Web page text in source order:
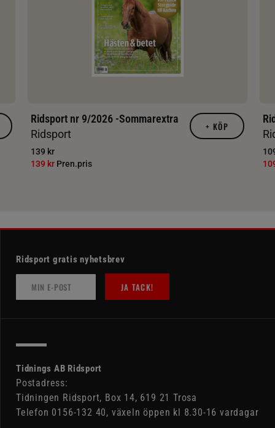
Ridsport nr 9/2026 -Sommarextra
Ridsport
139 kr
139 kr Pren.pris
+ KÖP
Ridsport gratis nyhetsbrev
JA TACK!
Tidnings AB Ridsport
Postadress:
Tidningen Ridsport, Box 14, 619 21 Trosa
Telefon 0156-132 40, växeln öppen kl 8.30-16 vardagar